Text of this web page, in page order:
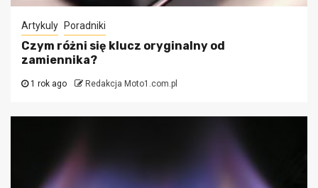
Artykuly Poradniki
Czym różni się klucz oryginalny od
zamiennika?
1 rok ago Redakcja Moto1.com.pl